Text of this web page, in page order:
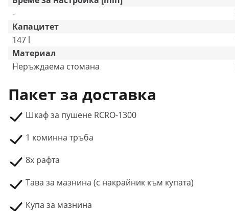
-
Капацитет
147 l
Материал
Неръждаема стомана
Пакет за доставка
Шкаф за пушене RCRO-1300
1 коминна тръба
8x рафта
Тава за мазнина (с накрайник към купата)
Купа за мазнина